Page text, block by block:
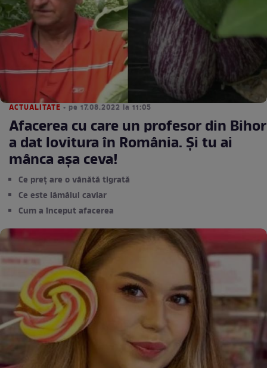
ACTUALITATE • pe 17.08.2022 la 11:05
Afacerea cu care un profesor din Bihor
a dat lovitura în România. Și tu ai
mânca așa ceva!
Ce preț are o vânătă tigrată
Ce este lămâiul caviar
Cum a început afacerea